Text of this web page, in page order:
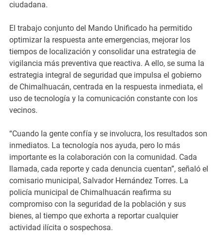
ciudadana.
El trabajo conjunto del Mando Unificado ha permitido
optimizar la respuesta ante emergencias, mejorar los
tiempos de localización y consolidar una estrategia de
vigilancia más preventiva que reactiva. A ello, se suma la
estrategia integral de seguridad que impulsa el gobierno
de Chimalhuacán, centrada en la respuesta inmediata, el
uso de tecnología y la comunicación constante con los
vecinos.
“Cuando la gente confía y se involucra, los resultados son
inmediatos. La tecnología nos ayuda, pero lo más
importante es la colaboración con la comunidad. Cada
llamada, cada reporte y cada denuncia cuentan”, señaló el
comisario municipal, Salvador Hernández Torres. La
policía municipal de Chimalhuacán reafirma su
compromiso con la seguridad de la población y sus
bienes, al tiempo que exhorta a reportar cualquier
actividad ilícita o sospechosa.